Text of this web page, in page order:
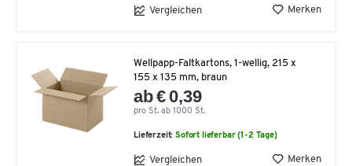
Vergleichen Merken
Wellpapp-Faltkartons, 1-wellig, 215 x
155 x 135 mm, braun
ab € 0,39
pro St. ab 1000 St.
Lieferzeit:Sofort lieferbar (1-2 Tage)
Vergleichen Merken